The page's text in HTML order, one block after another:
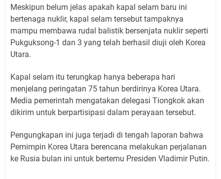
Meskipun belum jelas apakah kapal selam baru ini
bertenaga nuklir, kapal selam tersebut tampaknya
mampu membawa rudal balistik bersenjata nuklir seperti
Pukguksong-1 dan 3 yang telah berhasil diuji oleh Korea
Utara.
Kapal selam itu terungkap hanya beberapa hari
menjelang peringatan 75 tahun berdirinya Korea Utara.
Media pemerintah mengatakan delegasi Tiongkok akan
dikirim untuk berpartisipasi dalam perayaan tersebut.
Pengungkapan ini juga terjadi di tengah laporan bahwa
Pemimpin Korea Utara berencana melakukan perjalanan
ke Rusia bulan ini untuk bertemu Presiden Vladimir Putin.